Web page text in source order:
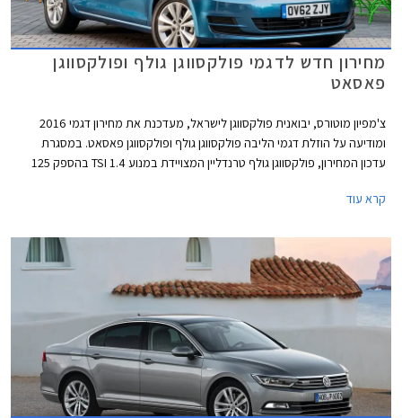
מחירון חדש לדגמי פולקסווגן גולף ופולקסווגן
פאסאט
צ'מפיון מוטורס, יבואנית פולקסווגן לישראל, מעדכנת את מחירון דגמי 2016
ומודיעה על הוזלת דגמי הליבה פולקסווגן גולף ופולקסווגן פאסאט. במסגרת
עדכון המחירון, פולקסווגן גולף טרנדליין המצויידת במנוע 1.4 TSI בהספק 125
מהמחיר הקודם שעמד על 148,600 ₪.
קרא עוד